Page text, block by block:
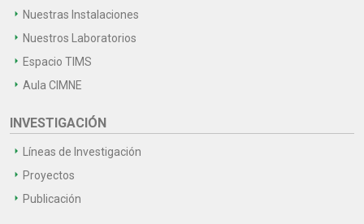
Nuestras Instalaciones
Nuestros Laboratorios
Espacio TIMS
Aula CIMNE
INVESTIGACIÓN
Líneas de Investigación
Proyectos
Publicación